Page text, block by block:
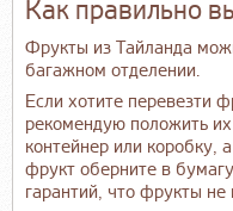
Как правильно
Фрукты из Тайланда
багажном отделении.
Если хотите перевезти
рекомендую положить
контейнер или коробку,
фрукт оберните в
гарантий, что фрукты не